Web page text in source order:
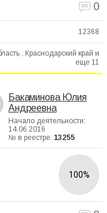
0
12368
, Краснодарский край и
еще 11
Бакаминова Юлия
Андреевна
Начало деятельности:
14.06.2016
№ в реестре: 13255
100%